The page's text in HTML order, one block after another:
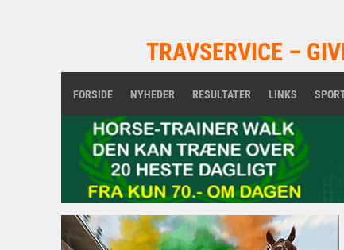
TRAVSERVICE –
FORSIDE NYHEDER RESULTATER LINKS